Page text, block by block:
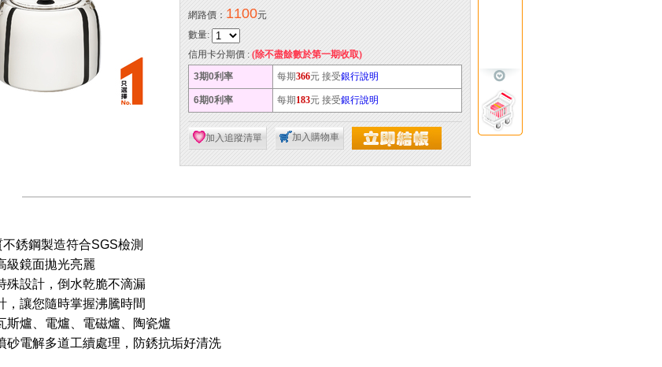
網路價： 1100元
數量:
信用卡分期價 : (除不盡餘數於第一期收取)
3期0利率
每期366元 接受銀行說明
6期0利率 每期 183元 接受銀行說明
加入追蹤清單 加入購物車
銹鋼製造符合SGS檢測
級鏡面拋光亮麗
殊設計，倒水乾脆不滴漏
，讓您隨時掌握沸騰時間
斯爐、電爐、電磁爐、陶瓷爐
砂電解多道工續處理，防銹抗垢好清洗